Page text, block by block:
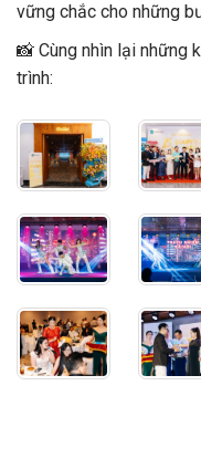
vững chắc cho những
📸 Cùng nhìn lại những
trình: